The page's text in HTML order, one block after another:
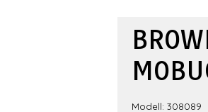
Modell: 308089